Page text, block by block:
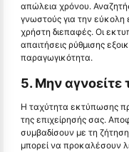
απώλεια χρόνου.
γνωστούς για την εύκολη
χρήστη διεπαφές. Οι
απαιτήσεις ρύθμισης
παραγωγικότητα.
5. Μην αγνοείτε
Η ταχύτητα εκτύπωσης
της επιχείρησής σας.
συμβαδίσουν με τη
μπορεί να προκαλέσουν